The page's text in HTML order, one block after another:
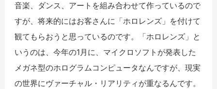
音楽、ダンス、アートを組み合わせて作っているので
すが、将来的にはお客さんに「ホロレンズ」を付けて
観てもらおうと思っているのです。「ホロレンズ」と
いうのは、今年の1月に、マイクロソフトが発表した
メガネ型のホログラムコンピュータなんですが、現実
の世界にヴァーチャル・リアリティが重なるんです。